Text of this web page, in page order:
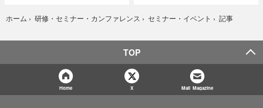
ホーム › 研修・セミナー・カンファレンス › セミナー・イベント › 記事
TOP
Home X Mail Magazine